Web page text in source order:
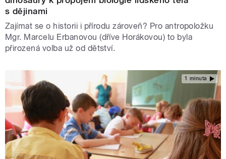
s dějinami
Zajímat se o historii i přírodu zároveň? Pro antropoložku
Mgr. Marcelu Erbanovou (dříve Horákovou) to byla
přirozená volba už od dětství.
1 minuta